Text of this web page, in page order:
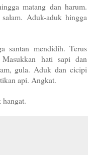
matang dan harum.
Aduk-aduk hingga
santan mendidih. Terus
hati sapi dan
gula. Aduk dan cicipi
api. Angkat.